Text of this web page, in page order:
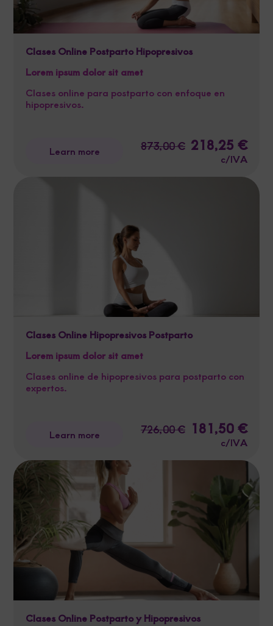
Clases Online Postparto Hipopresivos
Lorem ipsum dolor sit amet
Clases online para postparto con enfoque en
hipopresivos.
Learn more 873,00€ Original
price
873,00 €.
218,25 €
is:
c/IVA
Clases Online Hipopresivos Postparto
Lorem ipsum dolor sit amet
Clases online de hipopresivos para postparto con
expertos.
Learn more 726,00€ Original
price
726,00 €.
181,50 €
is:
c/IVA
Clases Online Postparto y Hipopresivos